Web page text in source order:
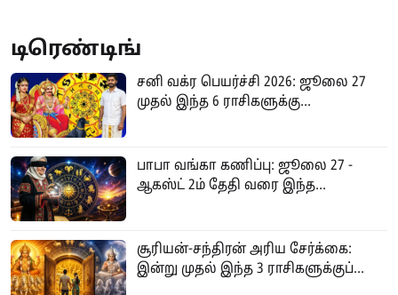
டிரெண்டிங்
சனி வக்ர பெயர்ச்சி 2026: ஜூலை 27
முதல் இந்த 6 ராசிகளுக்கு...
பாபா வங்கா கணிப்பு: ஜூலை 27 -
ஆகஸ்ட் 2ம் தேதி வரை இந்த...
சூரியன்-சந்திரன் அரிய சேர்க்கை:
இன்று முதல் இந்த 3 ராசிகளுக்குப்...